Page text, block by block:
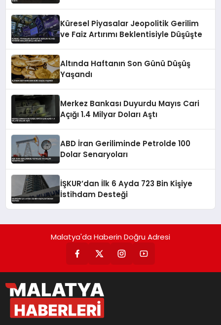
Küresel Piyasalar Jeopolitik Gerilim
ve Faiz Artırımı Beklentisiyle Düşüşte
Altında Haftanın Son Günü Düşüş
Yaşandı
Merkez Bankası Duyurdu Mayıs Cari
Açığı 1.4 Milyar Doları Aştı
ABD İran Geriliminde Petrolde 100
Dolar Senaryoları
İŞKUR’dan İlk 6 Ayda 723 Bin Kişiye
İstihdam Desteği
Malatya'da Haberin Doğru Adresi